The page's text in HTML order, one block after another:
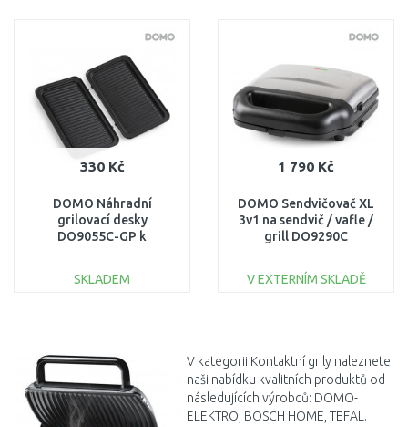
330 Kč
DOMO Náhradní
grilovací desky
DO9055C-GP k
SKLADEM
1 790 Kč
DOMO Sendvičovač XL
3v1 na sendvič / vafle /
grill DO9290C
V EXTERNÍM SKLADĚ
V kategorii Kontaktní grily naleznete
naši nabídku kvalitních produktů od
následujících výrobců: DOMO-
ELEKTRO, BOSCH HOME, TEFAL.